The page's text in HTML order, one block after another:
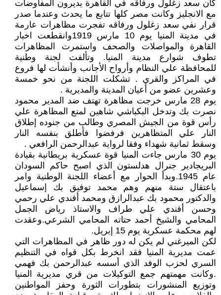
كان سعد زغلول ورفاقه في القاهرة يديرون المفاوضات
مع الانجليز وكانت مصر كلها تتابع ما يحدث وعندما صدر
قرار نفي سعد زغلول ورفاقه تفجرت مظاهرات عارمة
في مدينة المنيا يوم 10 مارس 1919وانقطعت اخبار
القاهرة والمواصلات والصحف واستمرت المظاهرات
تطوف شوارع مدينة المنيا. وتألفت لجنة وطنية
للمحافظة علي النظام وأرواح الأجانب وأنشأت لها فروع
في المراكز والقري . تشكلت اللجنة من نحو خمسة
وعشرين عضو من أعيان المدينة والمديرية .
يوم 28 مارس خرجت مظاهرة تهتف ضد المدير محمود
نصرت بك وتدخل البكباشي شاهين لمنع المظاهرة علي
رأس قوة من الجيش المصري وطالب من جنوده إطلاق
النار علي المتظاهرين فرفضوا فأطلق بنفسه النار
وسقط ثمانية شهداء وفقا لرواية عبدالرحمن الرافعي .
يوم 30 مارس جاءت المنيا قوة عسكرية بريطانية بقيادة
البريجادير جنرال هدلستون الذي اصبح حاكم السودان
عام 1945.وبدأ الحوار مع أعضاء اللجنة الوطنية وامر
باعتقال ستة منهم وهم محمد توفيق بك إسماعيل
والدكتور محمود بك عبدالرازق ومحمد أفندي علي رحمي
وحسن أفندي علي طراف والاستاذ رياض الجمل
المحامي والشيخ أحمد حتاته المحامي الشرعي.وعقدت
لهم محكمة عسكرية يوم 15 إبريل.
لكن الميرغني لم يكن له دور ظاهر في المظاهرات التي
عمت مديرية المنيا فقد انخرط بكل قواه في التنظيم
السري لحزب الوفد الذي أسسه عبدالرحمن بك فهمي
.وكانت مهمتهم جمع التوكيلات من قري مديرية المنيا
وتوزيع المنشورات بتطورات الثورة وحفز المواطنين